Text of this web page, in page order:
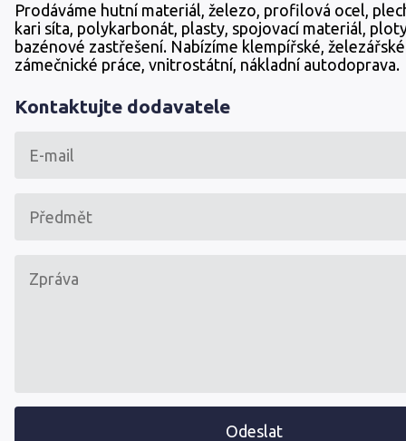
Prodáváme hutní materiál, železo, profilová ocel,
kari síta, polykarbonát, plasty, spojovací materiál,
bazénové zastřešení. Nabízíme klempířské,
zámečnické práce, vnitrostátní, nákladní autodoprava.
Kontaktujte dodavatele
Odeslat